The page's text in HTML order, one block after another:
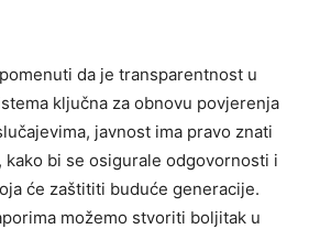
da je transparentnost u
ključna za obnovu povjerenja
javnost ima pravo znati
kako bi se osigurale odgovornosti i
će zaštititi buduće generacije.
možemo stvoriti boljitak u